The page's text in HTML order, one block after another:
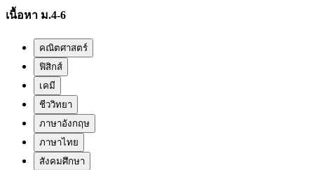
เนื้อหา ม.4-6
คณิตศาสตร์
ฟิสิกส์
เคมี
ชีววิทยา
ภาษาอังกฤษ
ภาษาไทย
สังคมศึกษา